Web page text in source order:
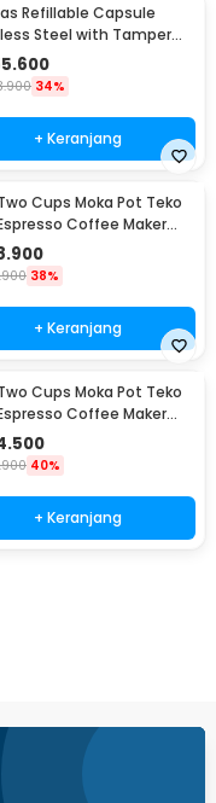
Refillable Capsule
Steel with Tamper
- F456
34%
+ Keranjang
Cups Moka Pot Teko
Coffee Maker
6 Cup 300ml - Z21
38%
+ Keranjang
Cups Moka Pot Teko
Coffee Maker
2 Cup 100ml - Z21
40%
+ Keranjang